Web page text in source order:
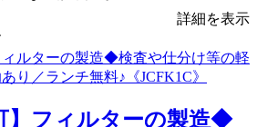
詳細を表示
】フィルターの製造◆